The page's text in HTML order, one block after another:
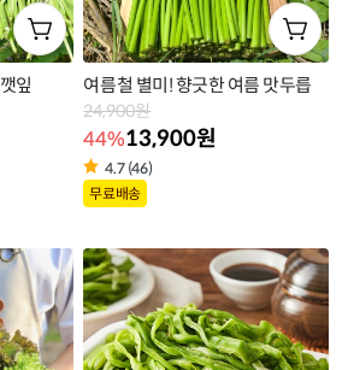
잎 여름철 별미! 향긋한 여름 맛두릅
24,900원
44%13,900원
4.7 (46)
상
라
벨
무료배송